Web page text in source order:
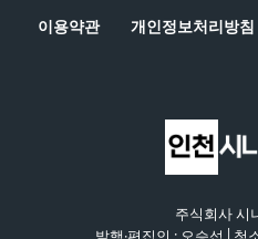
이용약관 개인정보처리방침
주식회사 시